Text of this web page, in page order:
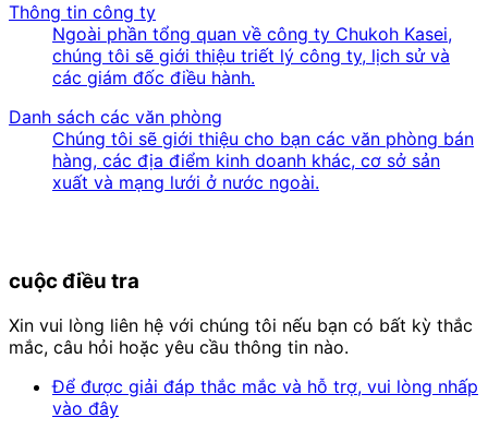
Thông tin công ty
Ngoài phần tổng quan về công ty Chukoh Kasei,
chúng tôi sẽ giới thiệu triết lý công ty, lịch sử và
các giám đốc điều hành.
Danh sách các văn phòng
Chúng tôi sẽ giới thiệu cho bạn các văn phòng bán
hàng, các địa điểm kinh doanh khác, cơ sở sản
xuất và mạng lưới ở nước ngoài.
cuộc điều tra
Xin vui lòng liên hệ với chúng tôi nếu bạn có bất kỳ thắc
mắc, câu hỏi hoặc yêu cầu thông tin nào.
Để được giải đáp thắc mắc và hỗ trợ, vui lòng nhấp
vào đây